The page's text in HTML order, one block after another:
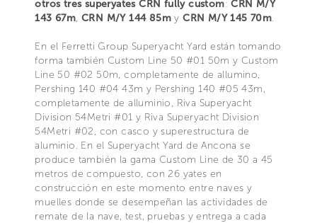
otros tres superyates CRN fully custom:CRN M/Y
143 67m, CRN M/Y 144 85myCRN M/Y 145 70m.
En el Ferretti Group Superyacht Yard están tomando
forma también Custom Line 50 #01 50m y Custom
Line 50 #02 50m, completamente de allumino,
Pershing 140 #04 43m y Pershing 140 #05 43m,
completamente de alluminio, Riva Superyacht
Division 54Metri #01 y Riva Superyacht Division
54Metri #02, con casco y superestructura de
aluminio. En el Superyacht Yard de Ancona se
produce también la gama Custom Line de 30 a 45
metros de compuesto, con 26 yates en
construcción en este momento entre naves y
muelles donde se desempeñan las actividades de
remate de la nave, test, pruebas y entrega a cada